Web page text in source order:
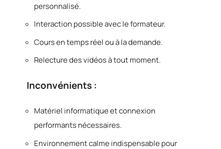
personnalisé.
Interaction possible avec le formateur.
Cours en temps réel ou à la demande.
Relecture des vidéos à tout moment.
Inconvénients :
Matériel informatique et connexion
performants nécessaires.
Environnement calme indispensable pour